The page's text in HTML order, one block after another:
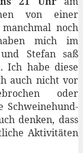
von einer
noch
mich im
Stefan saß
Ich habe diese
auch nicht vor
oder
Schweinehund-
denken, dass
Aktivitäten